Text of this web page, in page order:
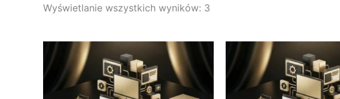
Wyświetlanie wszystkich wyników: 3